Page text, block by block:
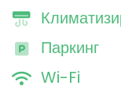
Паркинг
Wi-Fi